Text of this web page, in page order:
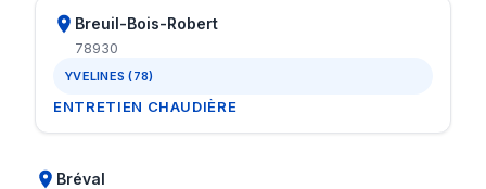
Breuil-Bois-Robert
78930
YVELINES (78)
ENTRETIEN CHAUDIÈRE
Bréval